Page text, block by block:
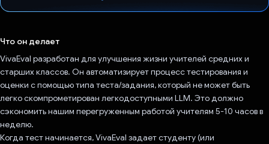
Что он делает
VivaEval разработан для улучшения жизни учителей средних и
старших классов. Он автоматизирует процесс тестирования и
оценки с помощью типа теста/задания, который не может быть
легко скомпрометирован легкодоступными LLM. Это должно
сэкономить нашим перегруженным работой учителям 5-10 часов в
неделю.
Когда тест начинается, VivaEval задает студенту (или